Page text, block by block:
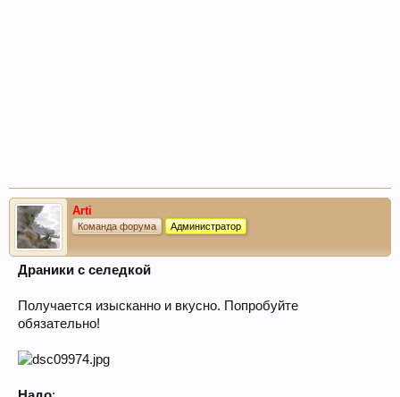
Arti
Команда форума Администратор
Драники с селедкой
Получается изысканно и вкусно. Попробуйте
обязательно!